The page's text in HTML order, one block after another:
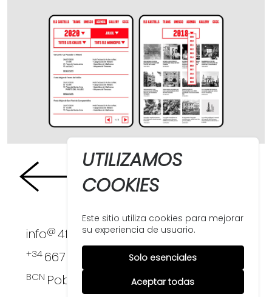
info@4funkies.com
+34667 396 124
BCN PobleNou
UTILIZAMOS
COOKIES
Este sitio utiliza cookies para mejorar
su experiencia de usuario.
Solo esenciales
Aceptar todas